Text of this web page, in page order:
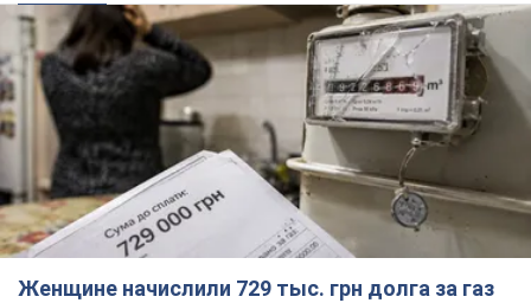
Женщине начислили 729 тыс. грн долга за газ